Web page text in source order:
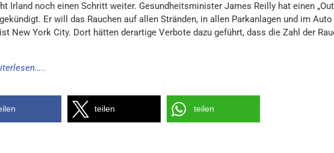
Irland noch einen Schritt weiter. Gesundheitsminister James Reilly hat einen
Er will das Rauchen auf allen Stränden, in allen Parkanlagen und im
New York City. Dort hätten derartige Verbote dazu geführt, dass die Zahl der
teilen teilen